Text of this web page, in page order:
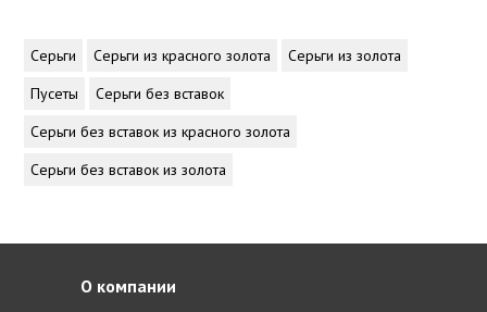
Серьги Серьги из красного золота
Серьги из золота
Пусеты
Серьги без вставок
Серьги без вставок из красного золота
Серьги без вставок из золота
О компании